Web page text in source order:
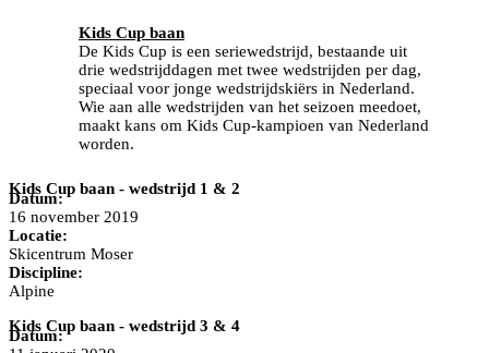
Kids Cup baan
De Kids Cup is een seriewedstrijd, bestaande uit
drie wedstrijddagen met twee wedstrijden per dag,
speciaal voor jonge wedstrijdskiërs in Nederland.
Wie aan alle wedstrijden van het seizoen meedoet,
maakt kans om Kids Cup-kampioen van Nederland
worden.
Kids Cup baan - wedstrijd 1 & 2
Datum:
16 november 2019
Locatie:
Skicentrum Moser
Discipline:
Alpine
Kids Cup baan - wedstrijd 3 & 4
Datum: